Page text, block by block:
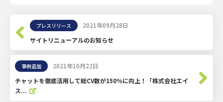
プレスリリース
2021年09月28日
サイトリニューアルのお知らせ
事例追加
2021年10月22日
チャットを徹底活用して総CV数が150％に向上！「株式会社エイ
ス...